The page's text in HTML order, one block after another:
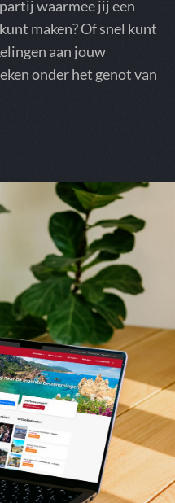
waarmee jij een
maken? Of snel kunt
aan jouw
onder het genot van